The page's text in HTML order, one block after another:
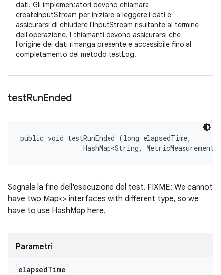
dati. Gli implementatori devono chiamare
createInputStream per iniziare a leggere i dati e
assicurarsi di chiudere l'InputStream risultante al termine
dell'operazione. I chiamanti devono assicurarsi che
l'origine dei dati rimanga presente e accessibile fino al
completamento del metodo testLog.
testRunEnded
public void testRunEnded (long elapsedTime,
HashMap<String,
Segnala la fine dell'esecuzione del test. FIXME: We cannot
have two Map<> interfaces with different type, so we
have to use HashMap here.
Parametri
elapsedTime